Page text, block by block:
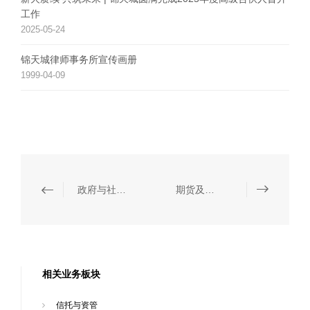
工作
2025-05-24
锦天城律师事务所宣传画册
1999-04-09
相关业务板块
信托与资管